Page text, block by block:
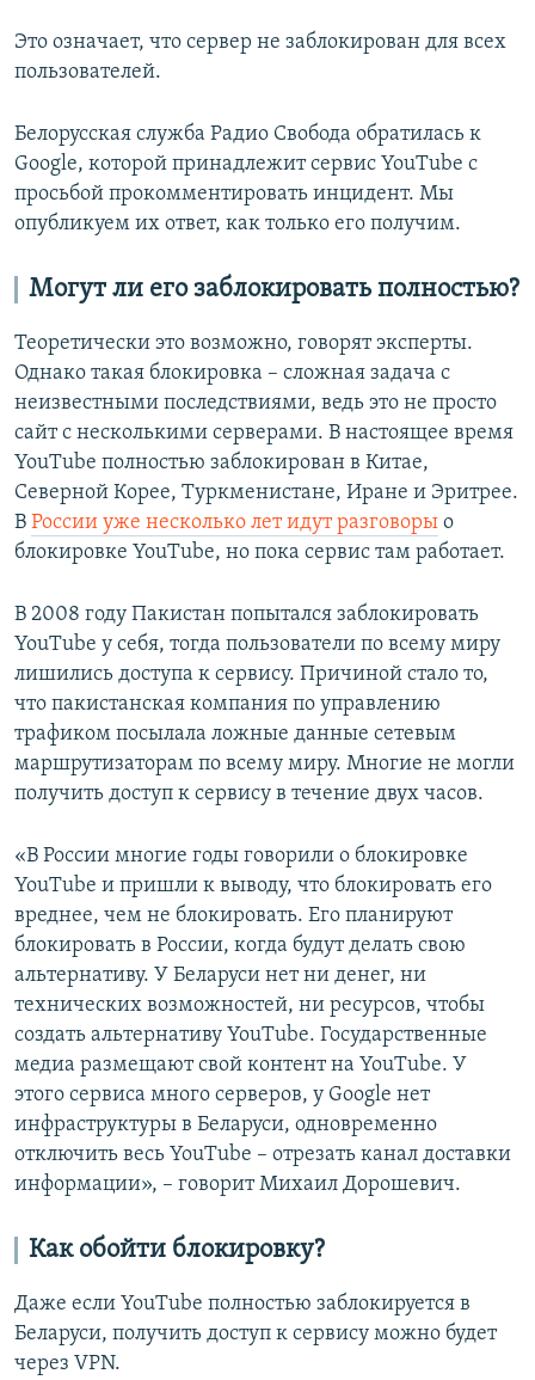
Это означает, что сервер не заблокирован для всех
пользователей.
Белорусская служба Радио Свобода обратилась к
Google, которой принадлежит сервис YouTube с
просьбой прокомментировать инцидент. Мы
опубликуем их ответ, как только его получим.
Могут ли его заблокировать полностью?
Теоретически это возможно, говорят эксперты.
Однако такая блокировка – сложная задача с
неизвестными последствиями, ведь это не просто
сайт с несколькими серверами. В настоящее время
YouTube полностью заблокирован в Китае,
Северной Корее, Туркменистане, Иране и Эритрее.
В России уже несколько лет идут разговоры о
блокировке YouTube, но пока сервис там работает.
В 2008 году Пакистан попытался заблокировать
YouTube у себя, тогда пользователи по всему миру
лишились доступа к сервису. Причиной стало то,
что пакистанская компания по управлению
трафиком посылала ложные данные сетевым
маршрутизаторам по всему миру. Многие не могли
получить доступ к сервису в течение двух часов.
«В России многие годы говорили о блокировке
YouTube и пришли к выводу, что блокировать его
вреднее, чем не блокировать. Его планируют
блокировать в России, когда будут делать свою
альтернативу. У Беларуси нет ни денег, ни
технических возможностей, ни ресурсов, чтобы
создать альтернативу YouTube. Государственные
медиа размещают свой контент на YouTube. У
этого сервиса много серверов, у Google нет
инфраструктуры в Беларуси, одновременно
отключить весь YouTube – отрезать канал доставки
информации», – говорит Михаил Дорошевич.
Как обойти блокировку?
Даже если YouTube полностью заблокируется в
Беларуси, получить доступ к сервису можно будет
через VPN.